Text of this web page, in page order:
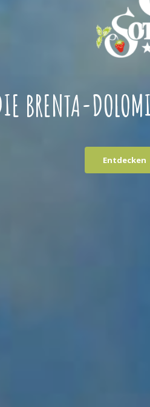
BRENTA-
Entdecken